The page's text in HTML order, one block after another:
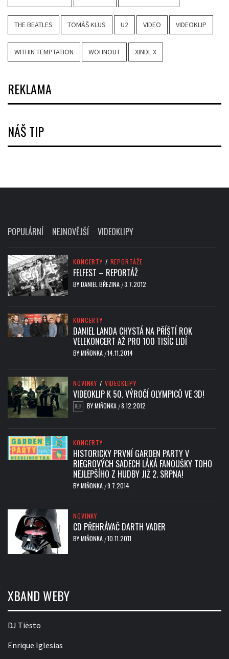
THE BEATLES TOMÁŠ KLUS U2 VIDEO VIDEOKLIP
WITHIN TEMPTATION WOHNOUT XINDL X
REKLAMA
NÁŠ TIP
POPULÁRNÍ NEJNOVĚJŠÍ VIDEOKLIPY
KONCERTY / REPORTÁŽE
FELFEST – REPORTÁŽ
BYDANIEL BŘEZINA /3.7.2012
KONCERTY
DANIEL LANDA CHYSTÁ NA PŘÍŠTÍ ROK
VELEKONCERT AŽ PRO 100 TISÍC LIDÍ
BYMIŇONKA /14.11.2014
NOVINKY / VIDEOKLIPY
VIDEOKLIP K 50. VÝROČÍ OLYMPICŮ VE 3D!
BYMIŇONKA /8.12.2012
KONCERTY
HISTORICKY PRVNÍ GARDEN PARTY V
RIEGROVÝCH SADECH LÁKÁ FANOUŠKY TOHO
NEJLEPŠÍHO Z HUDBY JIŽ 2. SRPNA!
BYMIŇONKA /9.7.2014
NOVINKY
CD PŘEHRÁVAČ DARTH VADER
BYMIŇONKA /10.11.2011
XBAND WEBY
DJ Tiësto
Enrique Iglesias